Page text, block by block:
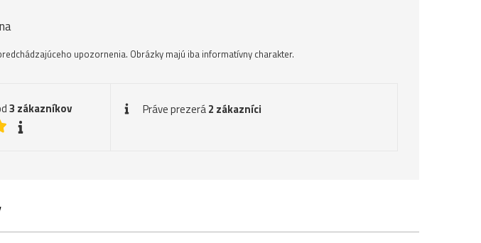
upozornenia. Obrázky majú iba informatívny charakter.
3 zákazníkov
Práve prezerá2 zákazníci